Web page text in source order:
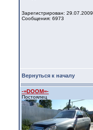
Зарегистрирован: 29.07.2009
Сообщения: 6973
Вернуться к началу
-=DOOM=-
Постоялец